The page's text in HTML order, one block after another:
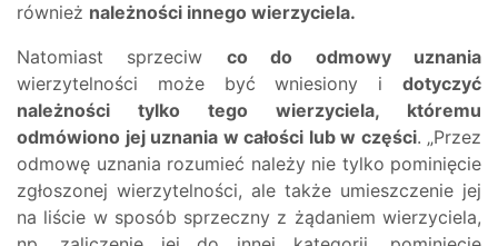
również należności innego wierzyciela.
Natomiast sprzeciw co do odmowy uznania
wierzytelności może być wniesiony i dotyczyć
należności tylko tego wierzyciela, któremu
odmówiono jej uznania w całości lub w części. „Przez
odmowę uznania rozumieć należy nie tylko pominięcie
zgłoszonej wierzytelności, ale także umieszczenie jej
na liście w sposób sprzeczny z żądaniem wierzyciela,